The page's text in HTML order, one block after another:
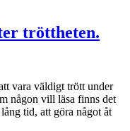
tröttheten.
vara väldigt trött under
någon vill läsa finns det
tid, att göra något åt